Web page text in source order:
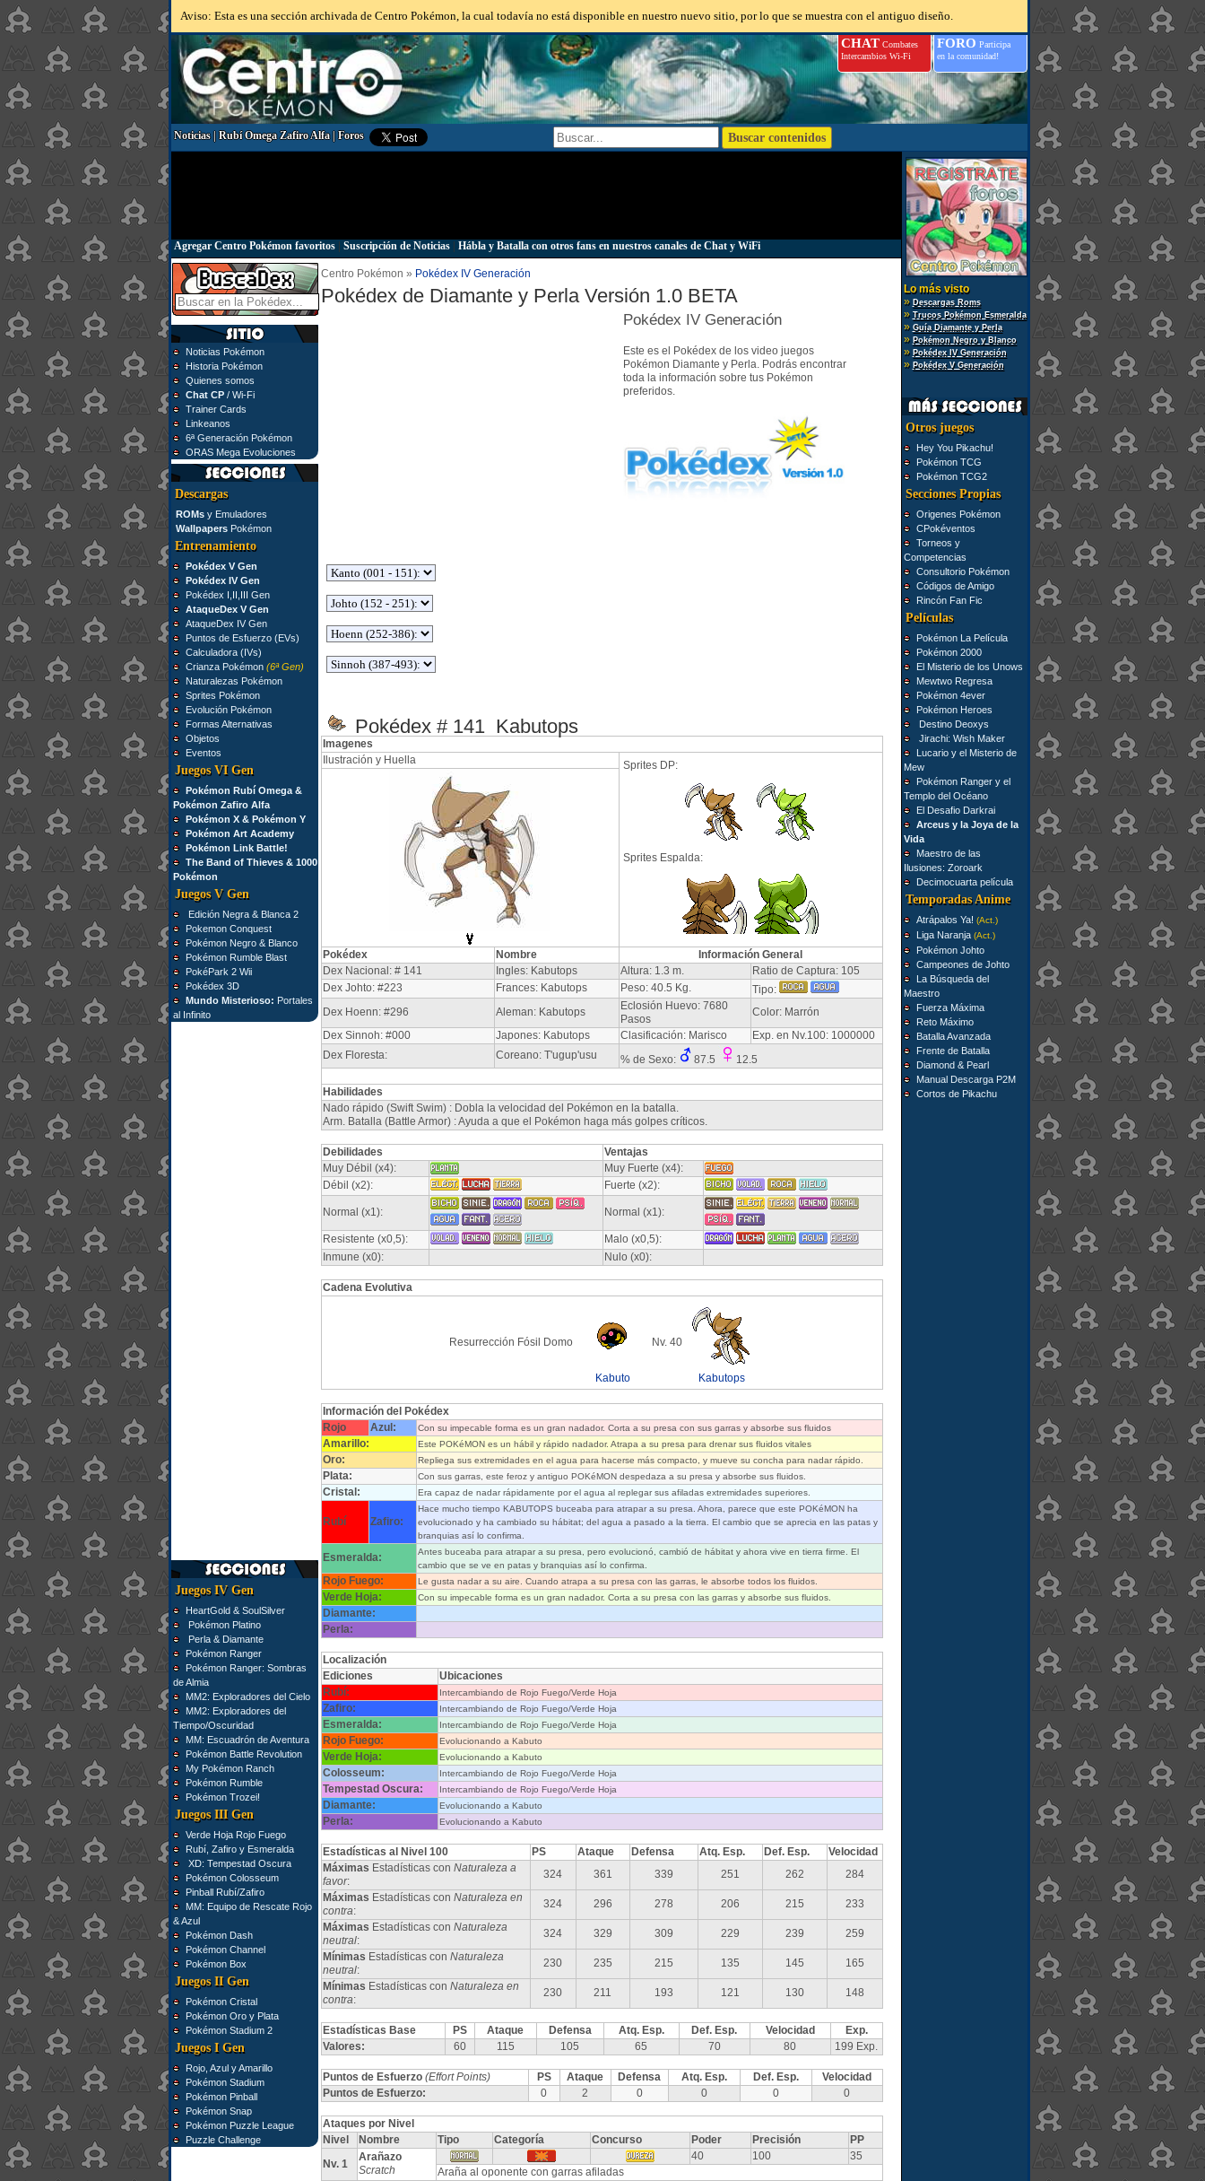
Aviso: Esta es una sección archivada de Centro Pokémon, la cual todavía no está disponible en nuestro nuevo sitio, por lo que se muestra con el antiguo diseño.
FORO Participa
en la comunidad!
CHATCombates
Intercambios Wi-Fi
Noticias|Rubí Omega Zafiro Alfa|Foros
Agregar Centro Pokémon favoritos| Suscripción de Noticias| Hábla y Batalla con otros fans en nuestros canales de Chat y WiFi
Lo más visto
» Descargas Roms
» Trucos Pokémon Esmeralda
» Guía Diamante y Perla
» Pokémon Negro y Blanco
» Pokédex IV Generación
» Pokédex V Generación
Otros juegos
Hey You Pikachu!
Pokémon TCG
Pokémon TCG2
Secciones Propias
Origenes Pokémon
CPokéventos
Torneos y
Competencias
Consultorio Pokémon
Códigos de Amigo
Rincón Fan Fic
Películas
Pokémon La Película
Pokémon 2000
El Misterio de los Unows
Mewtwo Regresa
Pokémon 4ever
Pokémon Heroes
Destino Deoxys
Jirachi: Wish Maker
Lucario y el Misterio de
Mew
Pokémon Ranger y el
Templo del Océano
El Desafio Darkrai
Arceus y la Joya de la
Vida
Maestro de las
Ilusiones: Zoroark
Decimocuarta película
Temporadas Anime
Atrápalos Ya! (Act.)
Liga Naranja (Act.)
Pokémon Johto
Campeones de Johto
La Búsqueda del
Maestro
Fuerza Máxima
Reto Máximo
Batalla Avanzada
Frente de Batalla
Diamond & Pearl
Manual Descarga P2M
Cortos de Pikachu
Noticias Pokémon
Historia Pokémon
Quienes somos
Chat CP/ Wi-Fi
Trainer Cards
Linkeanos
6ª Generación Pokémon
ORAS Mega Evoluciones
Descargas
ROMsy Emuladores
WallpapersPokémon
Entrenamiento
Pokédex V Gen
Pokédex IV Gen
Pokédex I,II,III Gen
AtaqueDex V Gen
AtaqueDex IV Gen
Puntos de Esfuerzo (EVs)
Calculadora (IVs)
Crianza Pokémon (6ª Gen)
Naturalezas Pokémon
Sprites Pokémon
Evolución Pokémon
Formas Alternativas
Objetos
Eventos
Juegos VI Gen
Pokémon Rubí Omega &
Pokémon Zafiro Alfa
Pokémon X & Pokémon Y
Pokémon Art Academy
Pokémon Link Battle!
The Band of Thieves & 1000
Pokémon
Juegos V Gen
Edición Negra & Blanca 2
Pokemon Conquest
Pokémon Negro & Blanco
Pokémon Rumble Blast
PokéPark 2 Wii
Pokédex 3D
Mundo Misterioso: Portales
al Infinito
Juegos IV Gen
HeartGold & SoulSilver
Pokémon Platino
Perla & Diamante
Pokémon Ranger
Pokémon Ranger: Sombras
de Almia
MM2: Exploradores del Cielo
MM2: Exploradores del
Tiempo/Oscuridad
MM: Escuadrón de Aventura
Pokémon Battle Revolution
My Pokémon Ranch
Pokémon Rumble
Pokémon Trozei!
Juegos III Gen
Verde Hoja Rojo Fuego
Rubí, Zafiro y Esmeralda
XD: Tempestad Oscura
Pokémon Colosseum
Pinball Rubí/Zafiro
MM: Equipo de Rescate Rojo
& Azul
Pokémon Dash
Pokémon Channel
Pokémon Box
Juegos II Gen
Pokémon Cristal
Pokémon Oro y Plata
Pokémon Stadium 2
Juegos I Gen
Rojo, Azul y Amarillo
Pokémon Stadium
Pokémon Pinball
Pokémon Snap
Pokémon Puzzle League
Puzzle Challenge
Centro Pokémon » Pokédex IV Generación
Pokédex de Diamante y Perla Versión 1.0 BETA
Pokédex IV Generación
Este es el Pokédex de los video juegos
Pokémon Diamante y Perla. Podrás encontrar
toda la información sobre tus Pokémon
preferidos.
Pokédex # 141 Kabutops
Imagenes
Ilustración y Huella
Sprites DP:
Sprites Espalda:
Pokédex Nombre
Información General
Dex Nacional: # 141
Ingles: Kabutops Altura: 1.3 m.
Ratio de Captura: 105
Dex Johto: #223
Frances: Kabutops Peso: 40.5 Kg.
Tipo:
Dex Hoenn: #296
Aleman: Kabutops
Eclosión Huevo: 7680
Pasos
Color: Marrón
Dex Sinnoh: #000
Japones: Kabutops Clasificación: Marisco
Exp. en Nv.100: 1000000
Dex Floresta:
Coreano: T'ugup'usu % de Sexo: 87.5 12.5
Habilidades
Nado rápido (Swift Swim) : Dobla la velocidad del Pokémon en la batalla.
Arm. Batalla (Battle Armor) : Ayuda a que el Pokémon haga más golpes críticos.
Debilidades
Ventajas
Muy Débil (x4):
Muy Fuerte (x4):
Débil (x2):
Fuerte (x2):
Normal (x1): Normal (x1):
Resistente (x0,5):
Malo (x0,5):
Inmune (x0):
Nulo (x0):
Cadena Evolutiva
Resurrección Fósil Domo
Kabuto
Nv. 40
Kabutops
Información del Pokédex
Rojo
Azul: Con su impecable forma es un gran nadador. Corta a su presa con sus garras y absorbe sus fluidos
Amarillo: Este POKéMON es un hábil y rápido nadador. Atrapa a su presa para drenar sus fluidos vitales
Oro: Repliega sus extremidades en el agua para hacerse más compacto, y mueve su concha para nadar rápido.
Plata: Con sus garras, este feroz y antiguo POKéMON despedaza a su presa y absorbe sus fluidos.
Cristal: Era capaz de nadar rápidamente por el agua al replegar sus afiladas extremidades superiores.
Rubí Zafiro:
Hace mucho tiempo KABUTOPS buceaba para atrapar a su presa. Ahora, parece que este POKéMON ha
evolucionado y ha cambiado su hábitat; del agua a pasado a la tierra. El cambio que se aprecia en las patas y
branquias así lo confirma.
Esmeralda:
Antes buceaba para atrapar a su presa, pero evolucionó, cambió de hábitat y ahora vive en tierra firme. El
cambio que se ve en patas y branquias así lo confirma.
Rojo Fuego: Le gusta nadar a su aire. Cuando atrapa a su presa con las garras, le absorbe todos los fluidos.
Verde Hoja: Con su impecable forma es un gran nadador. Corta a su presa con las garras y absorbe sus fluidos.
Diamante:
Perla:
Localización
Ediciones
Ubicaciones
Rubí:
Intercambiando de Rojo Fuego/Verde Hoja
Zafiro: Intercambiando de Rojo Fuego/Verde Hoja
Esmeralda: Intercambiando de Rojo Fuego/Verde Hoja
Rojo Fuego: Evolucionando a Kabuto
Verde Hoja: Evolucionando a Kabuto
Colosseum: Intercambiando de Rojo Fuego/Verde Hoja
Tempestad Oscura: Intercambiando de Rojo Fuego/Verde Hoja
Diamante: Evolucionando a Kabuto
Perla: Evolucionando a Kabuto
Estadísticas al Nivel 100 PS Ataque Defensa Atq. Esp. Def. Esp.
Velocidad
Máximas Estadísticas con Naturaleza a
favor:
324 361 339 251 262
284
Máximas Estadísticas con Naturaleza en
contra:
324 296 278 206 215
233
Máximas Estadísticas con Naturaleza
neutral:
324 329 309 229 239
259
Mínimas Estadísticas con Naturaleza
neutral:
230 235 215 135 145
165
Mínimas Estadísticas con Naturaleza en
contra:
230 211 193 121 130 148
Estadísticas Base PS Ataque Defensa Atq. Esp. Def. Esp. Velocidad
Exp.
Valores:
60 115 105 65 70 80 199 Exp.
Puntos de Esfuerzo (Effort Points) PS Ataque Defensa Atq. Esp. Def. Esp.
Velocidad
Puntos de Esfuerzo:
0 2 0 0 0 0
Ataques por Nivel
Nivel
Nombre Tipo Categoría Concurso Poder Precisión
PP
Nv. 1
Arañazo
Scratch
40 100
35
Araña al oponente con garras afiladas